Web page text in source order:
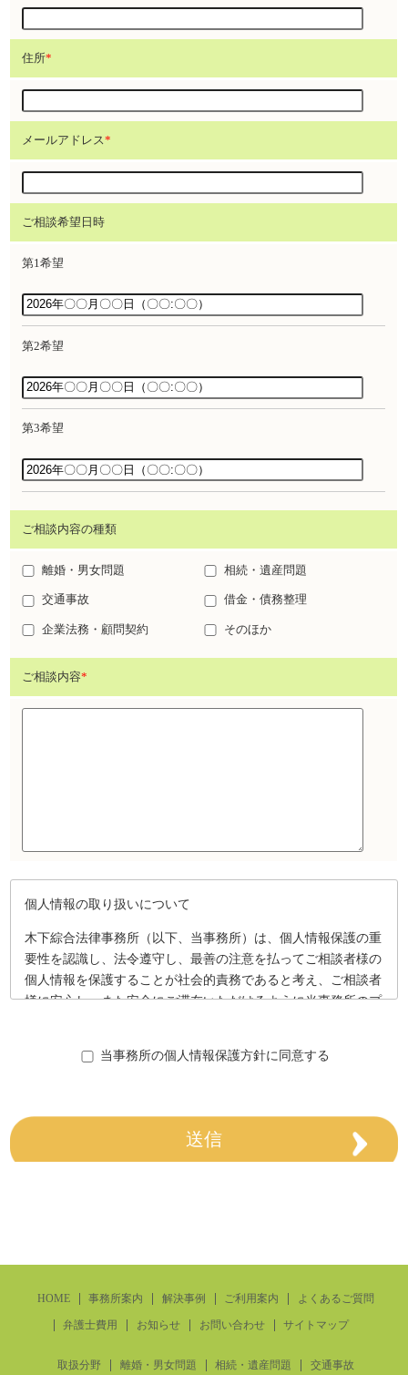
住所*
メールアドレス*
ご相談希望日時
第1希望
第2希望
第3希望
ご相談内容の種類
離婚・男女問題 相続・遺産問題
交通事故 借金・債務整理
企業法務・顧問契約 そのほか
ご相談内容*
個人情報の取り扱いについて
木下綜合法律事務所（以下、当事務所）は、個人情報保護の重
要性を認識し、法令遵守し、最善の注意を払ってご相談者様の
個人情報を保護することが社会的責務であると考え、ご相談者
様に安心し、また安全にご滞在いただけるように当事務所のプ
当事務所では、ご依頼人様の同意のもと、氏名、メールアドレ
ス、住所等の個人情報を収集させていただきます。これらの情
報は、ご依頼人様が希望するサービス、情報の提供および本サ
にした上で、目的の範囲内に限ります。また、個人情報の利用
収集した個人情報は、同目的の範囲内で利用しており、ご依頼
ん。また個人情報に関する不正アクセス、紛失、改竄、漏洩を
当事務所の個人情報保護方針に同意する
HOME 事務所案内 解決事例 ご利用案内 よくあるご質問
弁護士費用 お知らせ お問い合わせ サイトマップ
取扱分野 離婚・男女問題 相続・遺産問題 交通事故